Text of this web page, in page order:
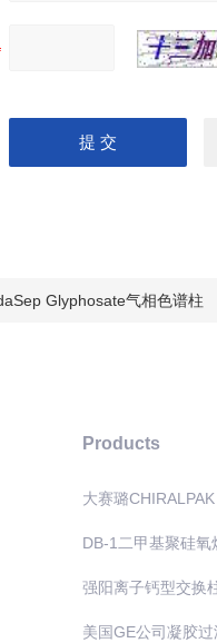
Glyphosate气相色谱柱
Products
大赛璐
DB-1二甲基聚硅氧
强阳离子钙型交换
美国GE公司凝胶